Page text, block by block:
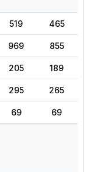
519 465
969 855
205 189
295 265
69 69